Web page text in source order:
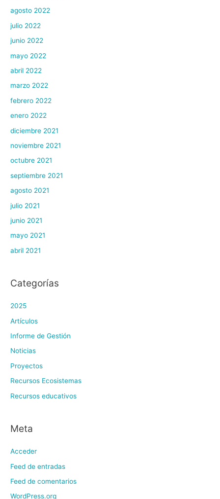
agosto 2022
julio 2022
junio 2022
mayo 2022
abril 2022
marzo 2022
febrero 2022
enero 2022
diciembre 2021
noviembre 2021
octubre 2021
septiembre 2021
agosto 2021
julio 2021
junio 2021
mayo 2021
abril 2021
Categorías
2025
Artículos
Informe de Gestión
Noticias
Proyectos
Recursos Ecosistemas
Recursos educativos
Meta
Acceder
Feed de entradas
Feed de comentarios
WordPress.org